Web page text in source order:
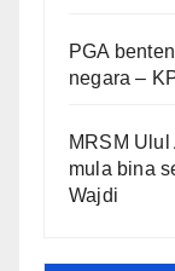
PGA
negara –
MRSM
mula bina
Wajdi